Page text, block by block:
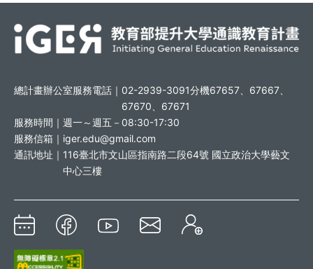
總計畫辦公室服務電話｜ 02-2939-3091分機67657、67667、
67670、67671
服務時間｜ 週一～週五－08:30-17:30
服務信箱｜ iger.edu@gmail.com
通訊地址｜ 116臺北市文山區指南路二段64號 國立政治大學藝文
中心三樓